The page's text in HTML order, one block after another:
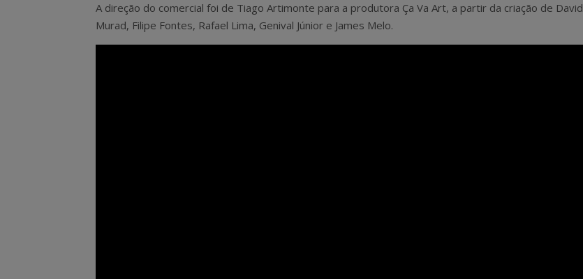
A direção do comercial foi de Tiago Artimonte para a produtora Ça Va Art, a partir da criação de David
Murad, Filipe Fontes, Rafael Lima, Genival Júnior e James Melo.